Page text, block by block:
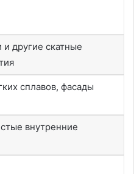
другие скатные
сплавов, фасады
внутренние